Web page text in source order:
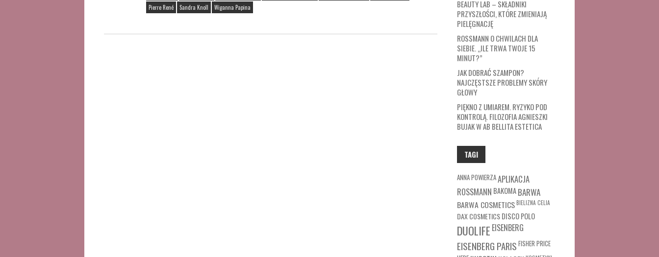
Pierre René
Sandra Knoll Wiganna Papina
BEAUTY LAB – SKŁADNIKI
PRZYSZŁOŚCI, KTÓRE ZMIENIAJĄ
PIELĘGNACJĘ
ROSSMANN O CHWILACH DLA
SIEBIE. „ILE TRWA TWOJE 15
MINUT?”
JAK DOBRAĆ SZAMPON?
NAJCZĘSTSZE PROBLEMY SKÓRY
GŁOWY
PIĘKNO Z UMIAREM. RYZYKO POD
KONTROLĄ. FILOZOFIA AGNIESZKI
BUJAK W AB BELLITA ESTETICA
TAGI
ANNA POWIERZAAPLIKACJA
ROSSMANN BAKOMABARWA
BARWA COSMETICSBIELIZNA CELIA
DAX COSMETICSDISCO POLO
DUOLIFE EISENBERG
EISENBERG PARIS FISHER PRICE